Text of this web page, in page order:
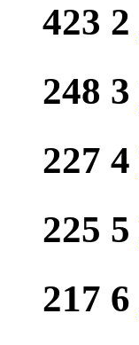
423 2
248 3
227 4
225 5
217 6